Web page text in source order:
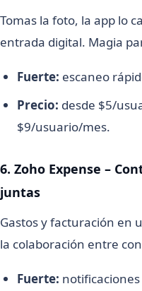
Tomas la foto, la app lo
entrada digital. Magia
Fuerte: escaneo
Precio: desde $5/
$9/usuario/mes.
6. Zoho Expense –
juntas
Gastos y facturación en
la colaboración entre
Fuerte: